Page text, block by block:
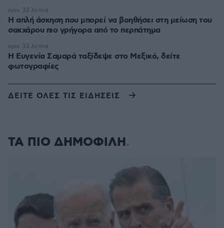
Η απλή άσκηση που μπορεί να βοηθήσει στη μείωση του
σακχάρου πιο γρήγορα από το περπάτημα
πριν 33 λεπτά
Η Ευγενία Σαμαρά ταξίδεψε στο Μεξικό, δείτε
φωτογραφίες
πριν 33 λεπτά
ΔΕΙΤΕ ΟΛΕΣ ΤΙΣ ΕΙΔΗΣΕΙΣ
ΤΑ ΠΙΟ ΔΗΜΟΦΙΛΗ